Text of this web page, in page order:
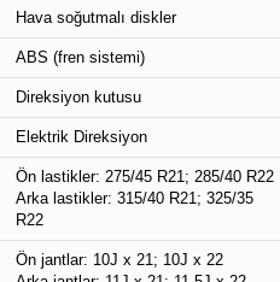
Hava soğutmalı diskler
ABS (fren sistemi)
Direksiyon kutusu
Elektrik Direksiyon
Ön lastikler: 275/45 R21; 285/40 R22
Arka lastikler: 315/40 R21; 325/35
R22
Ön jantlar: 10J x 21; 10J x 22